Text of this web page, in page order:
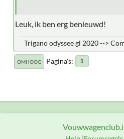
Leuk, ik ben erg benieuwd!
Trigano odyssee gl 2020 -->
OMHOOG Pagina's 1